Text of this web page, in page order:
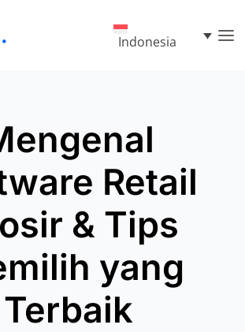
Indonesia
Retail
& Tips
yang
Terbaik